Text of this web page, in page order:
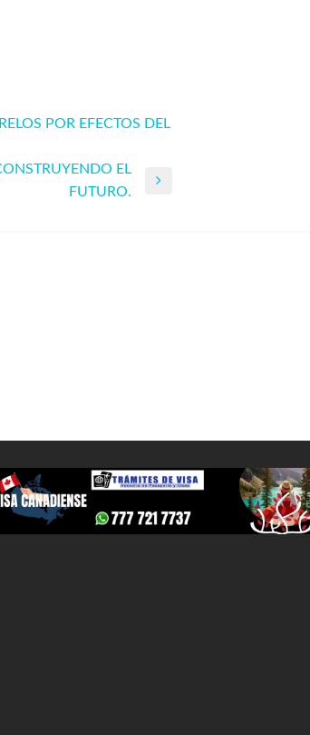
POR EFECTOS DEL
EL
FUTURO.